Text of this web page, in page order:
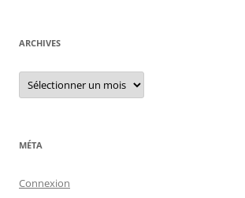
ARCHIVES
Archives
MÉTA
Connexion